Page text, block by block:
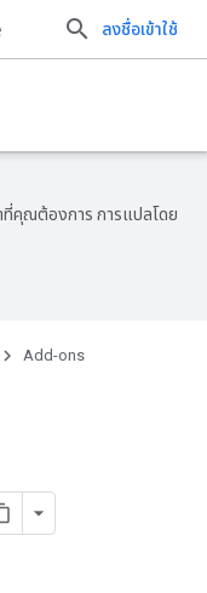
ลงชื่อเข้าใช้
ที่คุณต้องการ การแปลโดย
Add-ons